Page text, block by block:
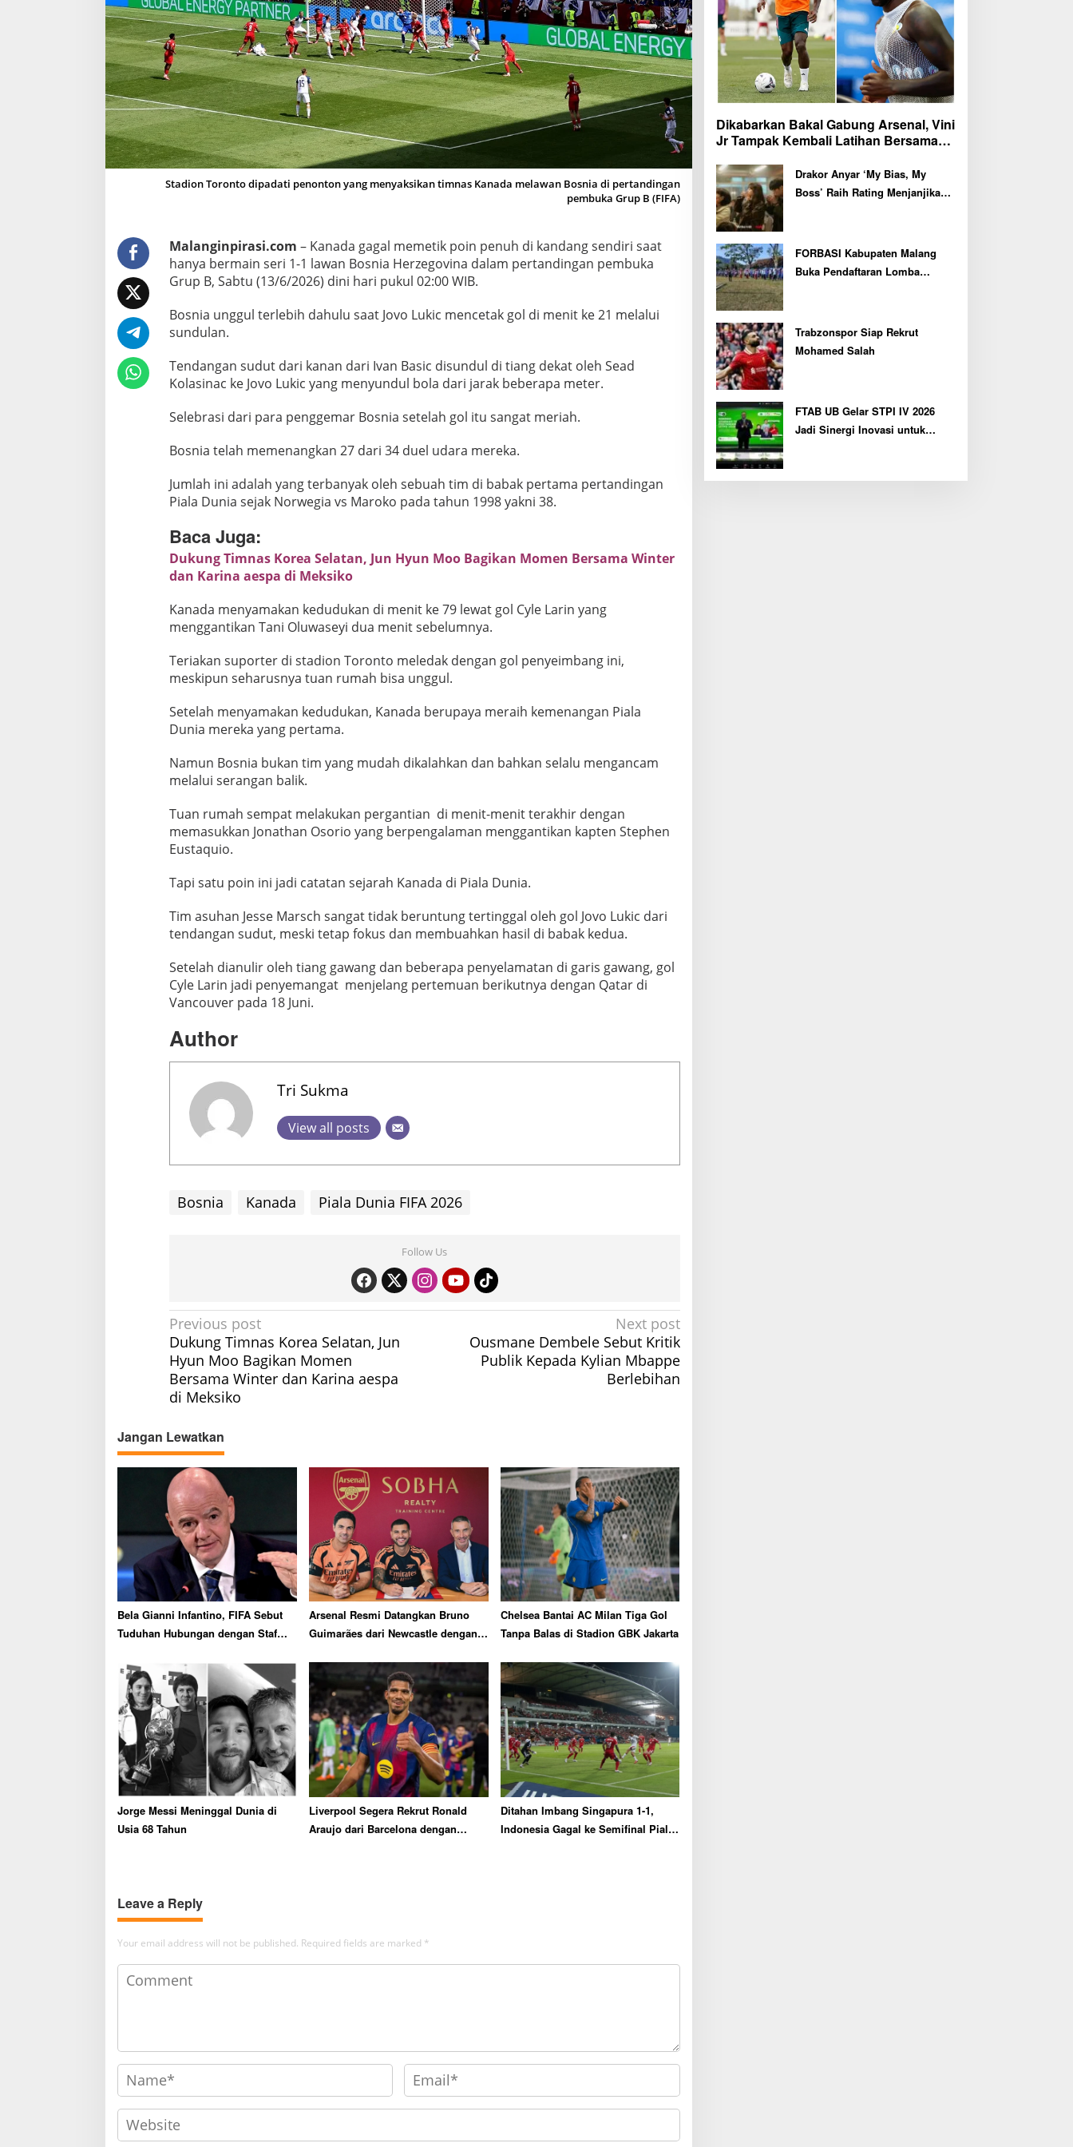
v
s
B
o
s
n
i
a
,
T
n
R
u
a
a
g
l
t
i
o
i
P
e
u
h
Stadion Toronto dipadati penonton yang menyaksikan timnas Kanada melawan Bosnia di pertandingan
pembuka Grup B (FIFA)
Malanginpirasi.com – Kanada gagal memetik poin penuh di kandang sendiri saat
hanya bermain seri 1-1 lawan Bosnia Herzegovina dalam pertandingan pembuka
Grup B, Sabtu (13/6/2026) dini hari pukul 02:00 WIB.
Bosnia unggul terlebih dahulu saat Jovo Lukic mencetak gol di menit ke 21 melalui
sundulan.
Tendangan sudut dari kanan dari Ivan Basic disundul di tiang dekat oleh Sead
Kolasinac ke Jovo Lukic yang menyundul bola dari jarak beberapa meter.
Selebrasi dari para penggemar Bosnia setelah gol itu sangat meriah.
Bosnia telah memenangkan 27 dari 34 duel udara mereka.
Jumlah ini adalah yang terbanyak oleh sebuah tim di babak pertama pertandingan
Piala Dunia sejak Norwegia vs Maroko pada tahun 1998 yakni 38.
Baca Juga:
Dukung Timnas Korea Selatan, Jun Hyun Moo Bagikan Momen Bersama Winter
dan Karina aespa di Meksiko
Kanada menyamakan kedudukan di menit ke 79 lewat gol Cyle Larin yang
menggantikan Tani Oluwaseyi dua menit sebelumnya.
Teriakan suporter di stadion Toronto meledak dengan gol penyeimbang ini,
meskipun seharusnya tuan rumah bisa unggul.
Setelah menyamakan kedudukan, Kanada berupaya meraih kemenangan Piala
Dunia mereka yang pertama.
Namun Bosnia bukan tim yang mudah dikalahkan dan bahkan selalu mengancam
melalui serangan balik.
Tuan rumah sempat melakukan pergantian di menit-menit terakhir dengan
memasukkan Jonathan Osorio yang berpengalaman menggantikan kapten Stephen
Eustaquio.
Tapi satu poin ini jadi catatan sejarah Kanada di Piala Dunia.
Tim asuhan Jesse Marsch sangat tidak beruntung tertinggal oleh gol Jovo Lukic dari
tendangan sudut, meski tetap fokus dan membuahkan hasil di babak kedua.
Setelah dianulir oleh tiang gawang dan beberapa penyelamatan di garis gawang, gol
Cyle Larin jadi penyemangat menjelang pertemuan berikutnya dengan Qatar di
Vancouver pada 18 Juni.
Author
Tri Sukma
View all posts
Bosnia Kanada Piala Dunia FIFA 2026
Follow Us
P
o
s
t
a
v
i
g
a
t
i
o
n
Previous post
Dukung Timnas Korea Selatan, Jun
Hyun Moo Bagikan Momen
Bersama Winter dan Karina aespa
di Meksiko
Next post
Ousmane Dembele Sebut Kritik
Publik Kepada Kylian Mbappe
Berlebihan
Jangan Lewatkan
Bela Gianni Infantino, FIFA Sebut
Tuduhan Hubungan dengan Staf
Arsenal Resmi Datangkan Bruno
Guimarães dari Newcastle dengan
Chelsea Bantai AC Milan Tiga Gol
Tanpa Balas di Stadion GBK Jakarta
Jorge Messi Meninggal Dunia di
Usia 68 Tahun
Liverpool Segera Rekrut Ronald
Araujo dari Barcelona dengan
Ditahan Imbang Singapura 1-1,
Indonesia Gagal ke Semifinal Piala
Leave a Reply
Your email address will not be published. Required fields are marked *
Dikabarkan Bakal Gabung Arsenal, Vini
Jr Tampak Kembali Latihan Bersama
Drakor Anyar ‘My Bias, My
Boss’ Raih Rating Menjanjikan
FORBASI Kabupaten Malang
Buka Pendaftaran Lomba
Trabzonspor Siap Rekrut
Mohamed Salah
FTAB UB Gelar STPI IV 2026
Jadi Sinergi Inovasi untuk